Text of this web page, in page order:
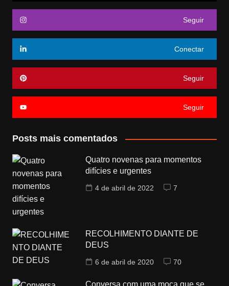
Seguir
Conectar
Seguir
Seguir
Posts mais comentados
Quatro novenas para momentos
difícies e urgentes
4 de abril de 2022 7
RECOLHIMENTO DIANTE DE
DEUS
6 de abril de 2020 70
Conversa com uma moça que se